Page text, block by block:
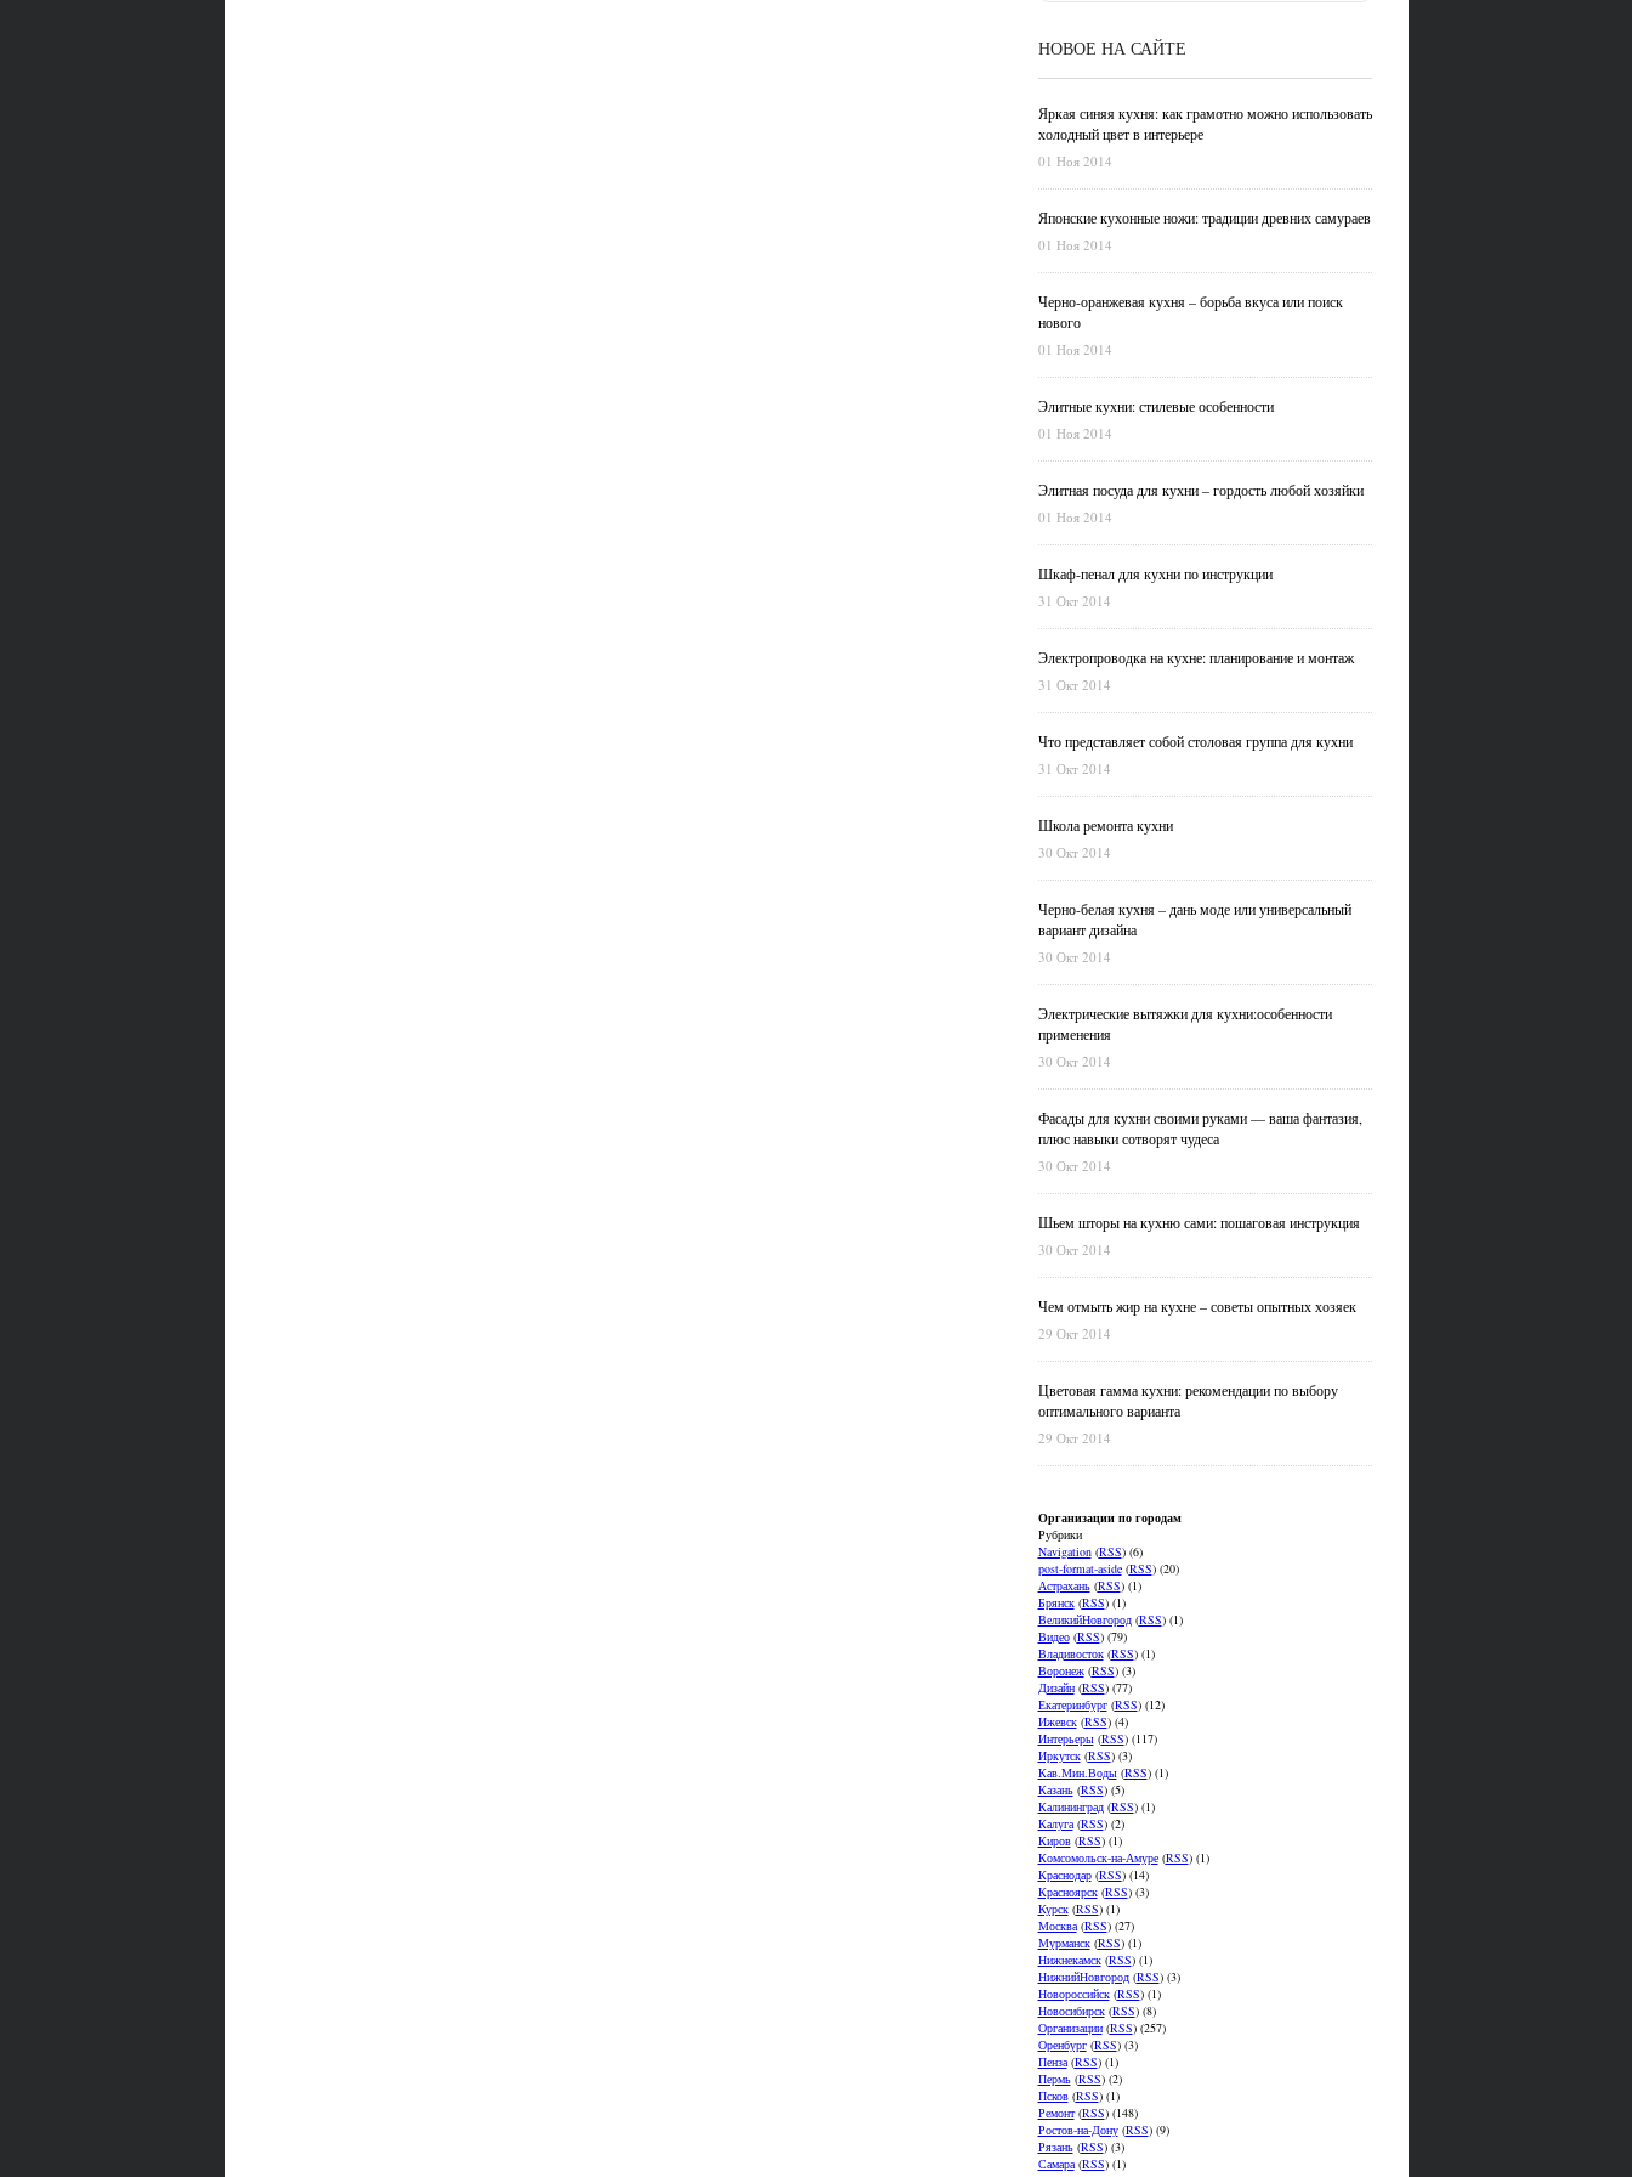
НОВОЕ НА САЙТЕ
Яркая синяя кухня: как грамотно можно использовать
холодный цвет в интерьере
01 Ноя 2014
Японские кухонные ножи: традиции древних самураев
01 Ноя 2014
Черно-оранжевая кухня – борьба вкуса или поиск
нового
01 Ноя 2014
Элитные кухни: стилевые особенности
01 Ноя 2014
Элитная посуда для кухни – гордость любой хозяйки
01 Ноя 2014
Шкаф-пенал для кухни по инструкции
31 Окт 2014
Электропроводка на кухне: планирование и монтаж
31 Окт 2014
Что представляет собой столовая группа для кухни
31 Окт 2014
Школа ремонта кухни
30 Окт 2014
Черно-белая кухня – дань моде или универсальный
вариант дизайна
30 Окт 2014
Электрические вытяжки для кухни:особенности
применения
30 Окт 2014
Фасады для кухни своими руками — ваша фантазия,
плюс навыки сотворят чудеса
30 Окт 2014
Шьем шторы на кухню сами: пошаговая инструкция
30 Окт 2014
Чем отмыть жир на кухне – советы опытных хозяек
29 Окт 2014
Цветовая гамма кухни: рекомендации по выбору
оптимального варианта
29 Окт 2014
Организации по городам
Рубрики
Navigation(RSS) (6)
post-format-aside(RSS) (20)
Астрахань(RSS) (1)
Брянск(RSS) (1)
ВеликийНовгород(RSS) (1)
Видео(RSS) (79)
Владивосток(RSS) (1)
Воронеж(RSS) (3)
Дизайн(RSS) (77)
Екатеринбург(RSS) (12)
Ижевск(RSS) (4)
Интерьеры(RSS) (117)
Иркутск(RSS) (3)
Кав.Мин.Воды(RSS) (1)
Казань(RSS) (5)
Калининград(RSS) (1)
Калуга(RSS) (2)
Киров(RSS) (1)
Комсомольск-на-Амуре(RSS) (1)
Краснодар(RSS) (14)
Красноярск(RSS) (3)
Курск(RSS) (1)
Москва(RSS) (27)
Мурманск(RSS) (1)
Нижнекамск(RSS) (1)
НижнийНовгород(RSS) (3)
Новороссийск(RSS) (1)
Новосибирск(RSS) (8)
Организации(RSS) (257)
Оренбург(RSS) (3)
Пенза(RSS) (1)
Пермь(RSS) (2)
Псков(RSS) (1)
Ремонт(RSS) (148)
Ростов-на-Дону(RSS) (9)
Рязань(RSS) (3)
Самара(RSS) (1)